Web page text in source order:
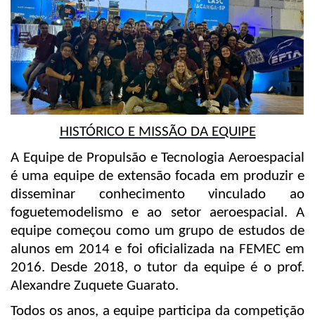
HISTÓRICO E MISSÃO DA EQUIPE
A Equipe de Propulsão e Tecnologia Aeroespacial
é uma equipe de extensão focada em produzir e
disseminar conhecimento vinculado ao
foguetemodelismo e ao setor aeroespacial. A
equipe começou como um grupo de estudos de
alunos em 2014 e foi oficializada na FEMEC em
2016. Desde 2018, o tutor da equipe é o prof.
Alexandre Zuquete Guarato.
Todos os anos, a equipe participa da competição